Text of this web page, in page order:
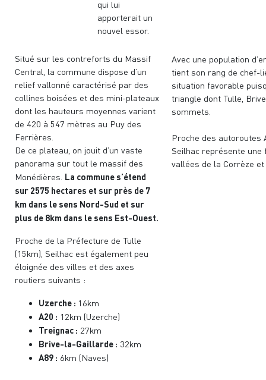
qui lui
apporterait un
nouvel essor.
Situé sur les contreforts du Massif
Central, la commune dispose d’un
relief vallonné caractérisé par des
collines boisées et des mini-plateaux
dont les hauteurs moyennes varient
de 420 à 547 mètres au Puy des
Ferrières.
De ce plateau, on jouit d’un vaste
panorama sur tout le massif des
Monédières. La commune s’étend
sur 2575 hectares et sur près de 7
km dans le sens Nord-Sud et sur
plus de 8km dans le sens Est-Ouest.
Proche de la Préfecture de Tulle
(15km), Seilhac est également peu
éloignée des villes et des axes
routiers suivants :
Uzerche : 16km
A20 : 12km (Uzerche)
Treignac : 27km
Brive-la-Gaillarde : 32km
A89 : 6km (Naves)
Avec une population
tient son rang de chef-
situation favorable
triangle dont Tulle,
sommets.
Proche des autoroutes
Seilhac représente
vallées de la Corrèze et